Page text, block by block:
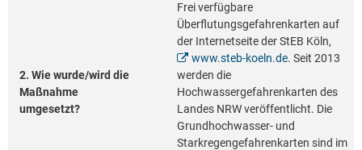
2. Wie wurde/wird die
Maßnahme
umgesetzt?
Frei verfügbare
Überflutungsgefahrenkarten auf
der Internetseite der StEB Köln,
www.steb-koeln.de. Seit 2013
werden die
Hochwassergefahrenkarten des
Landes NRW veröffentlicht. Die
Grundhochwasser- und
Starkregengefahrenkarten sind im